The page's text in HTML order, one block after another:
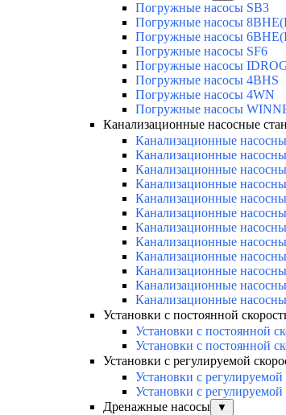
Погружные насосы SB3
Погружные насосы
Погружные насосы
Погружные насосы SF6
Погружные насосы
Погружные насосы 4BHS
Погружные насосы 4WN
Погружные насосы
Канализационные насосные
Канализационные
Канализационные
Канализационные
Канализационные
Канализационные
Канализационные
Канализационные
Канализационные
Канализационные
Канализационные
Канализационные
Канализационные
Установки с постоянной
Установки с постоянной
Установки с постоянной
Установки с регулируемой
Установки с
Установки с
Дренажные насосы
▼